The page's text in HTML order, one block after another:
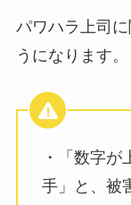
パワハラ上司
うになります。
・「数字
手」と、被